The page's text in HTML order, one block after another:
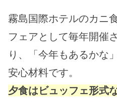
霧島国際ホテルのカニ
フェアとして毎年開催
り、「今年もあるかな
安心材料です。
夕食はビュッフェ形式